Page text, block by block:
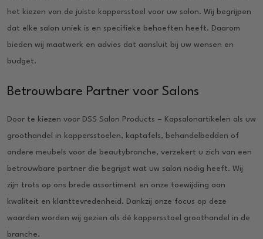
het kiezen van de juiste kappersstoel voor uw salon. Wij begrijpen
dat elke salon uniek is en specifieke behoeften heeft. Daarom
bieden wij maatwerk en advies dat aansluit bij uw wensen en
budget.
Betrouwbare Partner voor Salons
Door te kiezen voor DSS Salon Products – Kapsalonartikelen als uw
groothandel in kappersstoelen, kaptafels, behandelbedden of
andere meubels voor de beautybranche, verzekert u zich van een
betrouwbare partner die begrijpt wat uw salon nodig heeft. Wij
zijn trots op ons brede assortiment en onze toewijding aan
kwaliteit en klanttevredenheid. Dankzij onze focus op deze
waarden worden wij gezien als dé kappersstoel groothandel in de
branche.